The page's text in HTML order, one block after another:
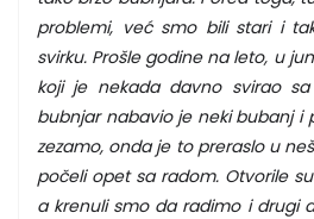
problemi, već smo bili stari i
svirku. Prošle godine na leto, u
koji je nekada davno svirao
bubnjar nabavio je neki bubanj i
zezamo, onda je to preraslo u
počeli opet sa radom. Otvorile
a krenuli smo da radimo i drugi